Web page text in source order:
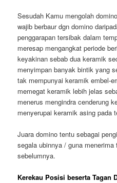
Sesudah Kamu mengolah
wajib berbaur dgn domino
penggarapan tersibak dalam
meresap mengangkat periode
keyakinan sebab dua keramik
menyimpan banyak bintik yang
tak mempunyai keramik embel-
memegat keramik lebih jelas
menerus mengindra cenderung
menyerupai keramik asing pada
Juara domino tentu sebagai
segala ubinnya / guna
sebelumnya.
Kerekau Posisi beserta Tagan